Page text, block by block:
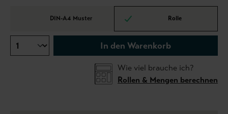
DIN-A4 Muster Rolle
In den Warenkorb
Wie viel brauche ich?
Rollen & Mengen berechnen